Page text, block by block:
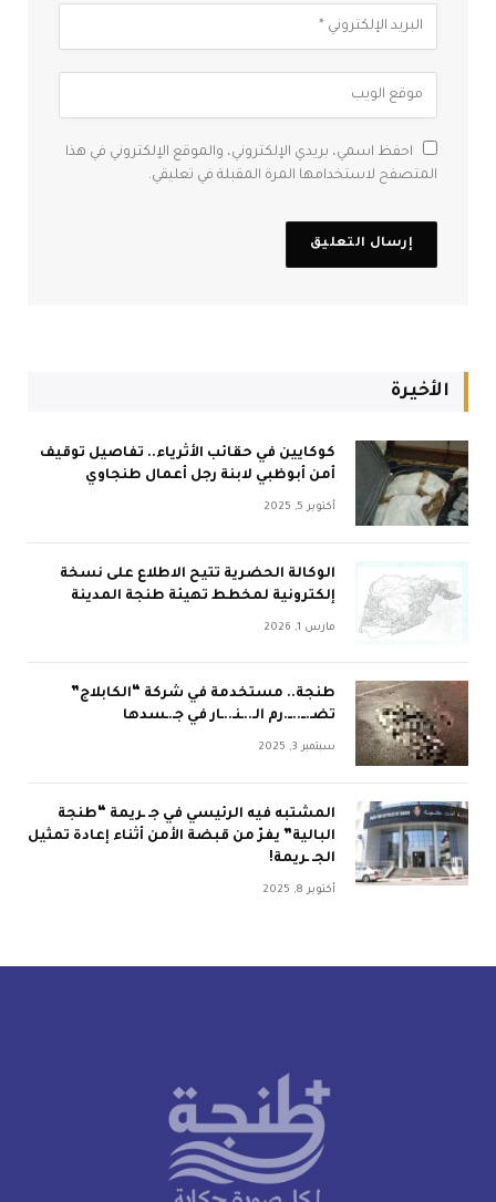
احفظ اسمي، بريدي الإلكتروني، والموقع الإلكتروني في هذا
المتصفح لاستخدامها المرة المقبلة في تعليقي.
الأخيرة
كوكايين في حقائب الأثرياء.. تفاصيل توقيف
أمن أبوظبي لابنة رجل أعمال طنجاوي
أكتوبر 5, 2025
الوكالة الحضرية تتيح الاطلاع على نسخة
إلكترونية لمخطط تهيئة طنجة المدينة
مارس 1, 2026
طنجة.. مستخدمة في شركة “الكابلاج”
تضـ.ــ..ــ.رم الـ..ـنـ..ـار في جـ.ـسدها
سبتمبر 3, 2025
المشتبه فيه الرئيسي في جـ ـريمة “طنجة
البالية” يفرّ من قبضة الأمن أثناء إعادة تمثيل
الجـ ـريمة!
أكتوبر 8, 2025